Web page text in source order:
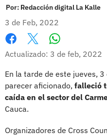
Por: Redacción digital La Kalle
3 de Feb, 2022
Facebook
X
Actualizado: 3 de feb, 2022
En la tarde de este jueves,
parecer aficionado, falleció
caída en el sector del
Cauca.
Organizadores de Cross